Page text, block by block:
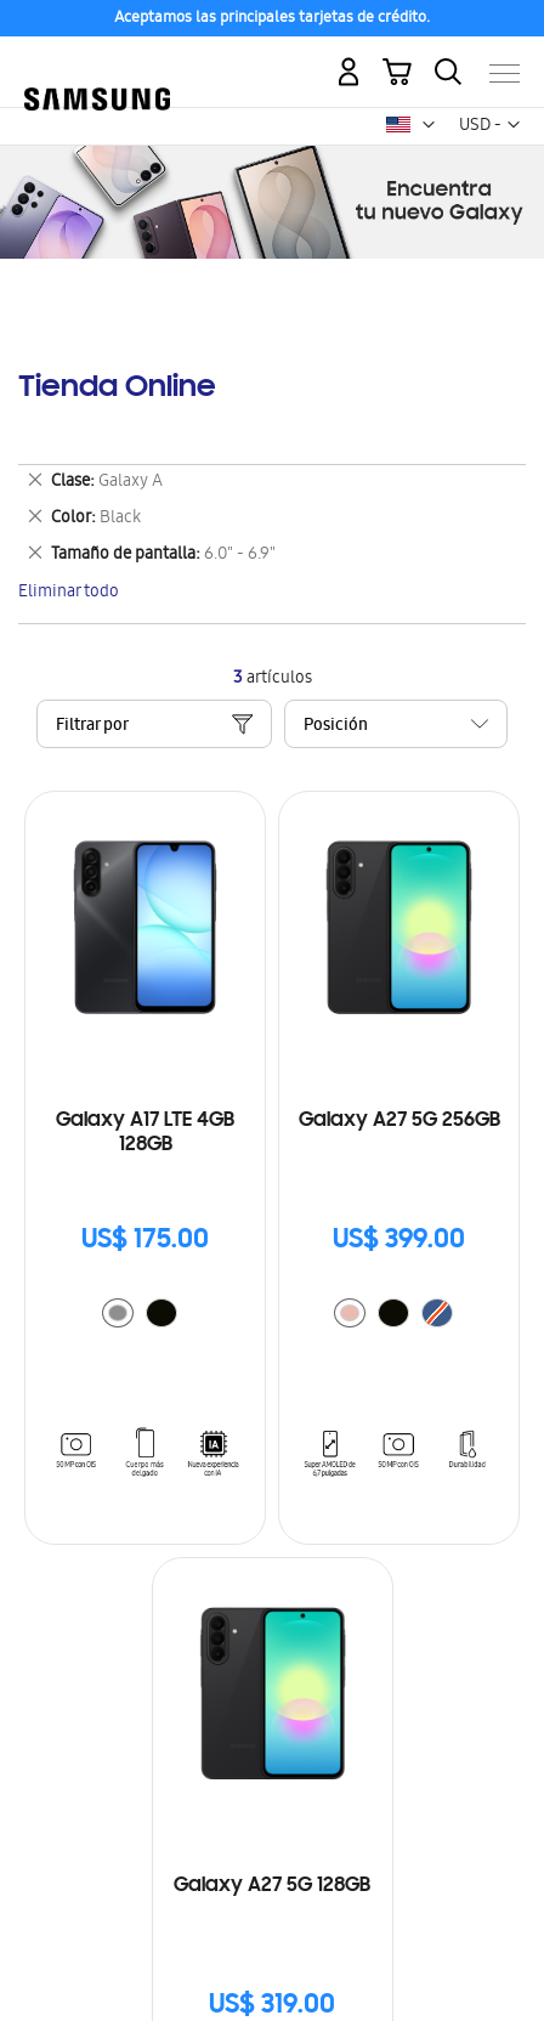
Aceptamos las principales tarjetas de crédito.
USD -
dólar
Mi carrito
Tienda Online
3artículos
Filtrar por
Galaxy A17 LTE 4GB
128GB
US$ 175.00
Galaxy A27 5G 256GB
US$ 399.00
Galaxy A27 5G 128GB
US$ 319.00
Clase Galaxy A
Eliminar
este
artículo
Color Black
Eliminar
este
artículo
Tamaño de pantalla 6.0" - 6.9"
Eliminar
este
artículo
Eliminar todo